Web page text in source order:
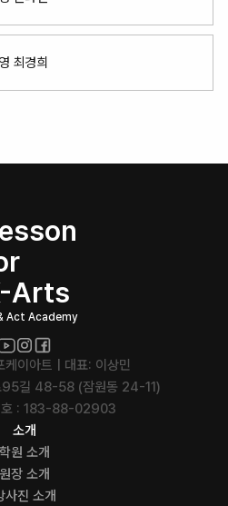
최경희
Arts
Act Academy
케이아트 | 대표: 이상민
95길 48-58 (잠원동 24-11)
호 : 183-88-02903
소개
학원 소개
원장 소개
사진 소개